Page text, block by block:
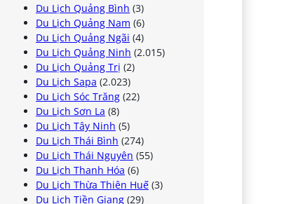
Du Lịch Quảng Bình (3)
Du Lịch Quảng Nam (6)
Du Lịch Quảng Ngãi (4)
Du Lịch Quảng Ninh (2.015)
Du Lịch Quảng Trị (2)
Du Lịch Sapa (2.023)
Du Lịch Sóc Trăng (22)
Du Lịch Sơn La (8)
Du Lịch Tây Ninh (5)
Du Lịch Thái Bình (274)
Du Lịch Thái Nguyên (55)
Du Lịch Thanh Hóa (6)
Du Lịch Thừa Thiên Huế (3)
Du Lịch Tiền Giang (29)